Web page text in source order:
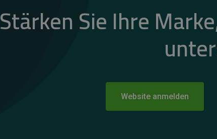
Stärken Sie Ihre
Website anmelden